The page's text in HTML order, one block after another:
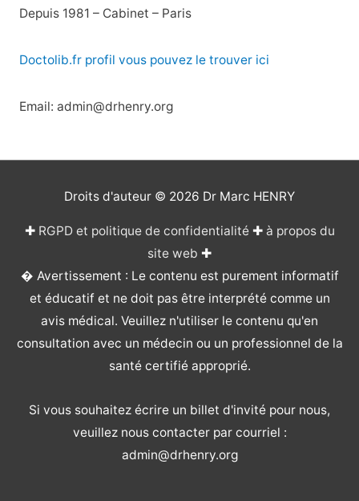
Depuis 1981 – Cabinet – Paris
Doctolib.fr profil vous pouvez le trouver ici
Email: admin@drhenry.org
Droits d'auteur © 2026 Dr Marc HENRY
✚ RGPD et politique de confidentialité✚ à propos du
site web ✚
� Avertissement : Le contenu est purement informatif
et éducatif et ne doit pas être interprété comme un
avis médical. Veuillez n'utiliser le contenu qu'en
consultation avec un médecin ou un professionnel de la
santé certifié approprié.
Si vous souhaitez écrire un billet d'invité pour nous,
veuillez nous contacter par courriel :
admin@drhenry.org